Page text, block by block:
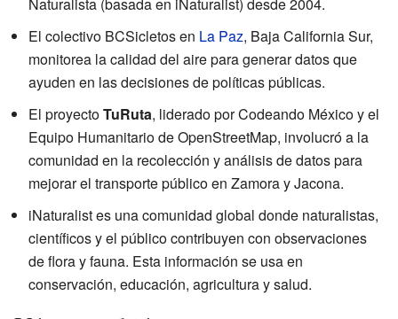
El colectivo BCSicletos en La Paz, Baja California Sur,
monitorea la calidad del aire para generar datos que
ayuden en las decisiones de políticas públicas.
El proyectoTuRuta, liderado por Codeando México y el
Equipo Humanitario de OpenStreetMap, involucró a la
comunidad en la recolección y análisis de datos para
mejorar el transporte público en Zamora y Jacona.
iNaturalist es una comunidad global donde naturalistas,
científicos y el público contribuyen con observaciones
de flora y fauna. Esta información se usa en
conservación, educación, agricultura y salud.